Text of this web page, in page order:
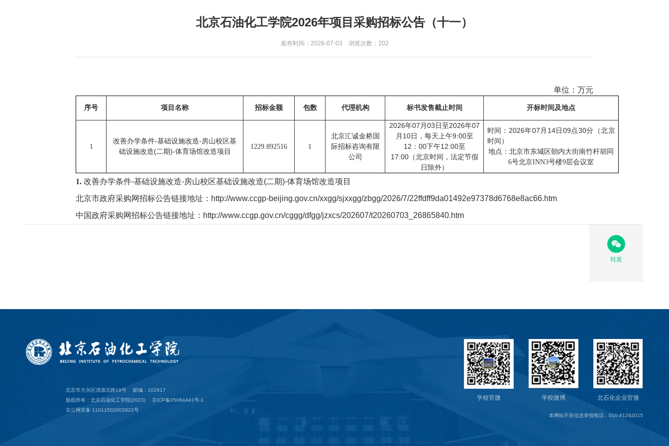
北京石油化工学院2026年项目采购招标公告（十一）
发布时间：2026-07-03 浏览次数： 202
单位：万元
序号 项目名称 招标金额 包数 代理机构 标书发售截止时间 开标时间及地点
1
改善办学条件-基础设施改造- 房山校区基
础设施改造(二期)-体育场馆改造项目
1229.892516 1
北京汇诚金桥国
际招标咨询有限
公司
2026年07 月 03 日至 2026年07
月 10日，每天上午9:00至
12 ： 00下午12:00至
17:00（北京时间，法定节假
日除外）
时间： 2026年07 月 14日 09 点30分（北京
时间）
地点：北京市东城区朝内大街南竹杆胡同
6号北京INN3号楼9层会议室
1. 改善办学条件-基础设施改造-房山校区基础设施改造(二期)-体育场馆改造项目
北京市政府采购网招标公告链接地址： http://www.ccgp-beijing.gov.cn/xxgg/sjxxgg/zbgg/2026/7/22ffdff9da01492e97378d6768e8ac66.htm
中国政府采购网招标公告链接地址： http://www.ccgp.gov.cn/cggg/dfgg/jzxcs/202607/t20260703_26865840.htm
转发
学校官微 学校微博 北石化企业官微
本网站不良信息举报电话：010-81292015
北京市大兴区清源北路19号
邮编：102617
版权所有：北京石油化工学院(2023)
京ICP备05064441号-1
京公网安备 11011502002822号